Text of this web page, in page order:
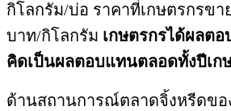
กิโลกรัม/บ่อ ราคาที่เกษตรกรข
บาท/กิโลกรัม เกษตรกรได้ผลต
คิดเป็นผลตอบแทนตลอดทั้งปีเก
ด้านสถานการณ์ตลาดจิ้งหรีดขอ